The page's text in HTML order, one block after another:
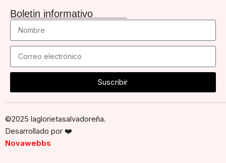
Boletin informativo
Suscribir
©2025 laglorietasalvadoreña.
Desarrollado por ❤️
Novawebbs